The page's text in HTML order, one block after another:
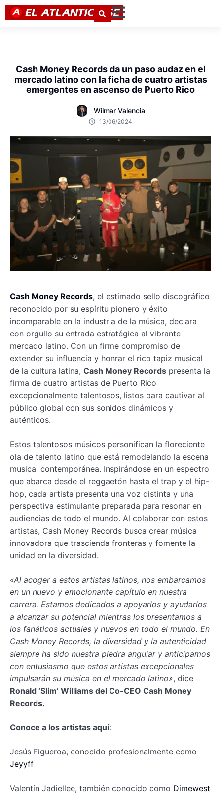
Cash Money Records da un paso audaz en el
mercado latino con la ficha de cuatro artistas
emergentes en ascenso de Puerto Rico
Wilmar Valencia
13/06/2024
Cash Money Records, el estimado sello discográfico
reconocido por su espíritu pionero y éxito
incomparable en la industria de la música, declara
con orgullo su entrada estratégica al vibrante
mercado latino. Con un firme compromiso de
extender su influencia y honrar el rico tapiz musical
de la cultura latina, Cash Money Records presenta la
firma de cuatro artistas de Puerto Rico
excepcionalmente talentosos, listos para cautivar al
público global con sus sonidos dinámicos y
auténticos.
Estos talentosos músicos personifican la floreciente
ola de talento latino que está remodelando la escena
musical contemporánea. Inspirándose en un espectro
que abarca desde el reggaetón hasta el trap y el hip-
hop, cada artista presenta una voz distinta y una
perspectiva estimulante preparada para resonar en
audiencias de todo el mundo. Al colaborar con estos
artistas, Cash Money Records busca crear música
innovadora que trascienda fronteras y fomente la
unidad en la diversidad.
«Al acoger a estos artistas latinos, nos embarcamos
en un nuevo y emocionante capítulo en nuestra
carrera. Estamos dedicados a apoyarlos y ayudarlos
a alcanzar su potencial mientras los presentamos a
los fanáticos actuales y nuevos en todo el mundo. En
Cash Money Records, la diversidad y la autenticidad
siempre ha sido nuestra piedra angular y anticipamos
con entusiasmo que estos artistas excepcionales
impulsarán su música en el mercado latino», dice
Ronald ‘Slim’ Williams del Co-CEO Cash Money
Records.
Conoce a los artistas aquí:
Jesús Figueroa, conocido profesionalmente como
Jeyyff
Valentín Jadiellee, también conocido como Dimewest